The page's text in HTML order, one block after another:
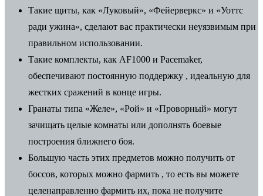
Такие щиты, как «Луковый», «Фейерверкс» и «Уоттс
ради ужина», сделают вас практически неуязвимым при
правильном использовании.
Такие комплекты, как AF1000 и Pacemaker,
обеспечивают постоянную поддержку , идеальную для
жестких сражений в конце игры.
Гранаты типа «Желе», «Рой» и «Проворный» могут
зачищать целые комнаты или дополнять боевые
построения ближнего боя.
Большую часть этих предметов можно получить от
боссов, которых можно фармить , то есть вы можете
целенаправленно фармить их, пока не получите